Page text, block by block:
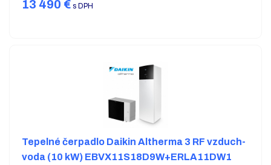
13 490 € s DPH
Tepelné čerpadlo Daikin Altherma 3 RF vzduch-
voda (10 kW) EBVX11S18D9W+ERLA11DW1